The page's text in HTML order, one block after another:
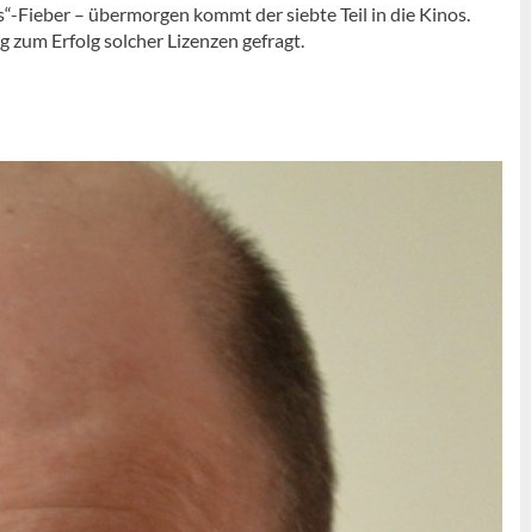
Fieber – übermorgen kommt der siebte Teil in die Kinos.
zum Erfolg solcher Lizenzen gefragt.